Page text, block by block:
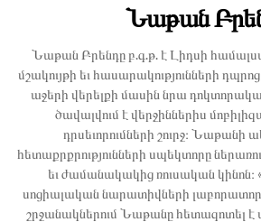
Նաթան
Նաթան Բրենդը բ.գ.թ. է Լիդսի
մշակույթի եւ հասարակությունների
աջերի վերելքի մասին նրա
ծավալվում է վերջիններիս
դրսեւորումների շուրջ։
հետաքրքրությունների սպեկտորը
եւ ժամանակակից ռուսական կինոն։
սոցիալական նարատիվների
շրջանակներում Նաթանը հետազոտել է